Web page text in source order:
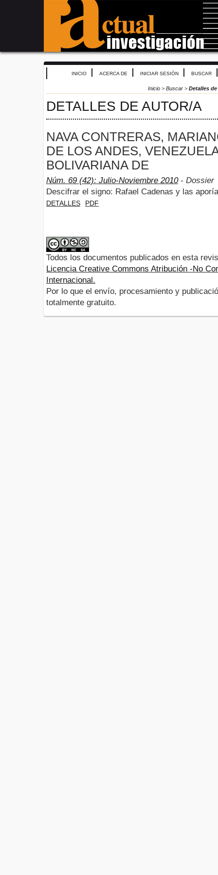
INICIO ACERCA DE INICIAR SESIÓN BUSCAR
Inicio > Buscar > Detalles
DETALLES DE AUTOR/A
NAVA CONTRERAS,
DE LOS ANDES,
BOLIVARIANA DE
Núm. 69 (42): Julio-Noviembre 2010- Dossier
Descifrar el signo: Rafael Cadenas y las
DETALLES PDF
Todos los documentos publicados en esta
Licencia Creative Commons Atribución -No
Internacional.
Por lo que el envío, procesamiento y
totalmente gratuito.